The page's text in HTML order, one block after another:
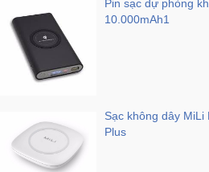
Pin sạc dự phòng
10.000mAh1
Sạc không dây MiLi
Plus